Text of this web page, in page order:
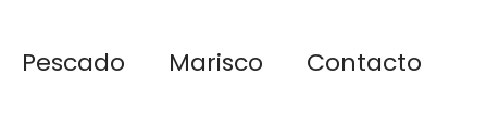
Pescado Marisco Contacto